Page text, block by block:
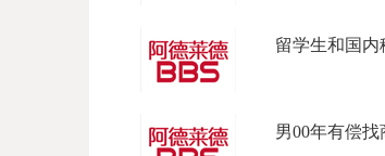
留学生和国内
男00年有偿找